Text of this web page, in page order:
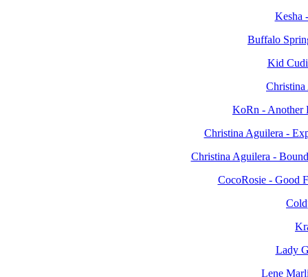
Kesha
Buffalo
Kid Cudi
Christina
KoRn - Another
Christina Aguilera -
Christina Aguilera -
CocoRosie - Good
Lady
Lene